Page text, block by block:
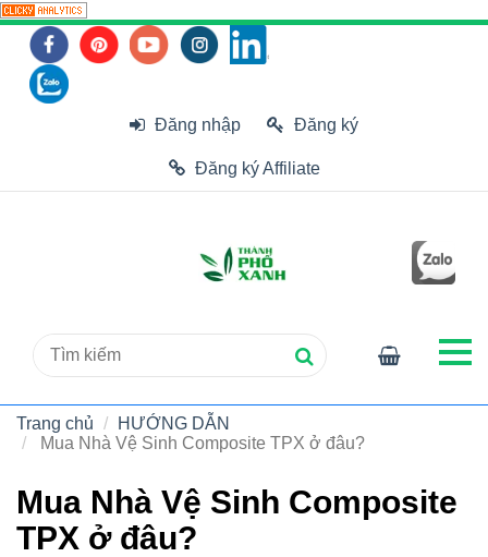
Mua Nhà Vệ Sinh Composite
TPX ở đâu?
Đăng nhập Đăng ký
Đăng ký Affiliate
Trang chủ
HƯỚNG DẪN
Mua Nhà Vệ Sinh Composite TPX ở đâu?